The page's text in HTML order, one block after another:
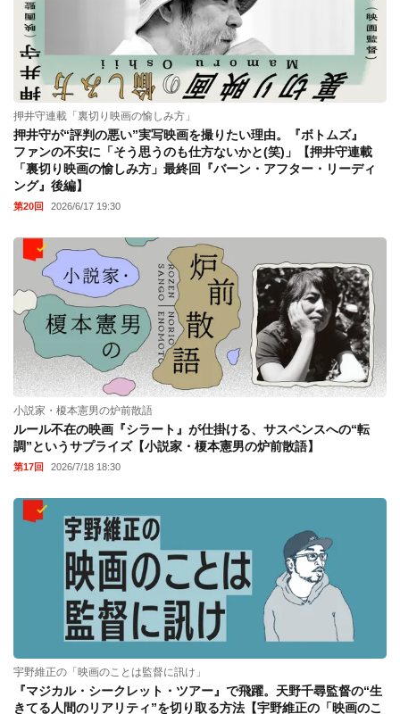
押井守連載「裏切り映画の愉しみ方」
押井守が“評判の悪い”実写映画を撮りたい理由。『ボトムズ』
ファンの不安に「そう思うのも仕方ないかと(笑)」【押井守連載
「裏切り映画の愉しみ方」最終回『バーン・アフター・リーディ
ング』後編】
第20回 2026/6/17 19:30
小説家・榎本憲男の炉前散語
ルール不在の映画『シラート』が仕掛ける、サスペンスへの“転
調”というサプライズ【小説家・榎本憲男の炉前散語】
第17回 2026/7/18 18:30
宇野維正の「映画のことは監督に訊け」
『マジカル・シークレット・ツアー』で飛躍。天野千尋監督の“生
きてる人間のリアリティ”を切り取る方法【宇野維正の「映画のこ